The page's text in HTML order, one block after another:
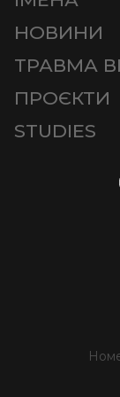
НОВИНИ
ТРАВМА
ПРОЄКТИ
STUDIES